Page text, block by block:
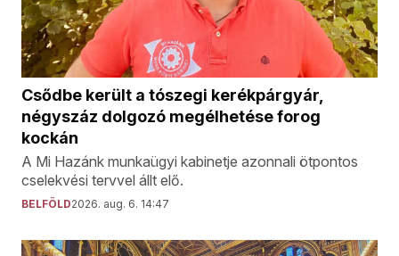
Csődbe került a tószegi kerékpárgyár,
négyszáz dolgozó megélhetése forog
kockán
A Mi Hazánk munkaügyi kabinetje azonnali ötpontos
cselekvési tervvel állt elő.
BELFÖLD2026. aug. 6. 14:47